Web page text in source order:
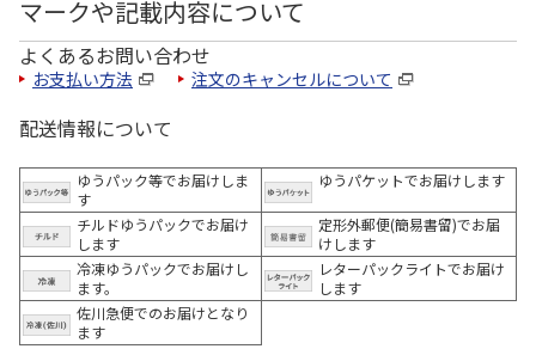
マークや記載内容について
よくあるお問い合わせ
お支払い方法 注文のキャンセルについて
配送情報について
ゆうパック等でお届けしま
す
ゆうパケットでお届けします
チルドゆうパックでお届け
します
定形外郵便(簡易書留)でお届
けします
冷凍ゆうパックでお届けし
ます。
レターパックライトでお届け
します
佐川急便でのお届けとなり
ます